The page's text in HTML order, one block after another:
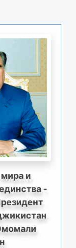
и
-